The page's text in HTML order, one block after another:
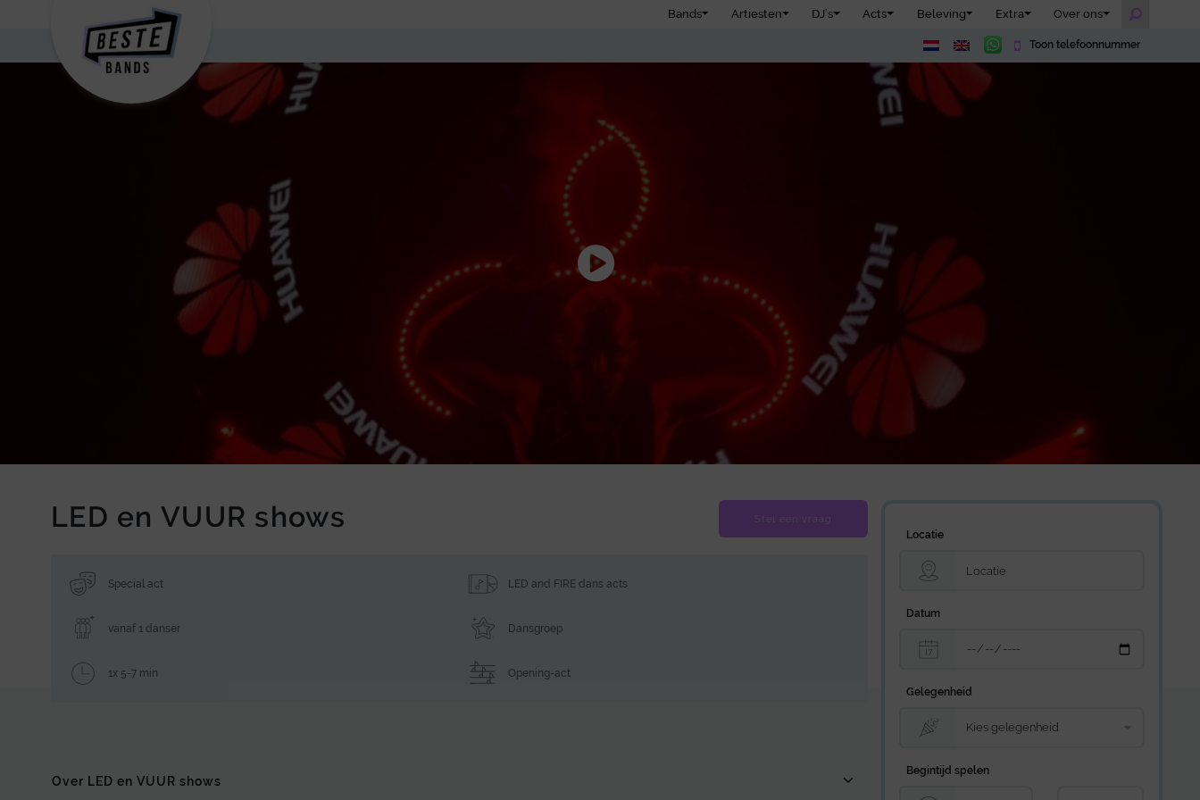
Bands Artiesten DJ’s Acts Beleving Extra Over ons
Toon telefoonnummer
LED en VUUR shows Stel een vraag
Special act
vanaf 1 danser
1x 5-7 min
LED and FIRE dans acts
Dansgroep
Opening-act
Over LED en VUUR shows
Locatie
Datum
Gelegenheid
Begintijd spelen